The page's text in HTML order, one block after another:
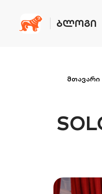
ᲑᲚᲝᲒᲘ
მთავარი